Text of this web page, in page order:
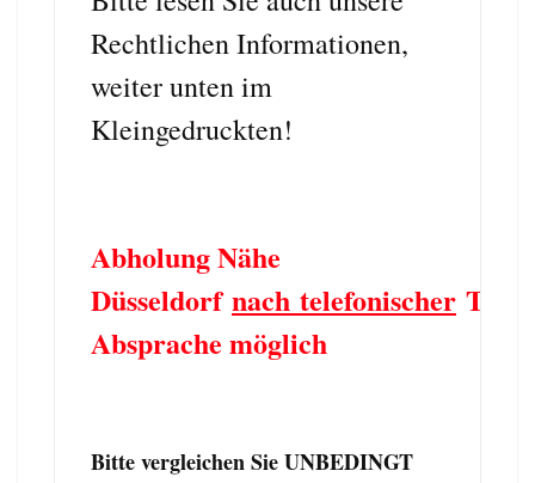
Rechtlichen Informationen,
weiter unten im
Kleingedruckten!
Abholung Nähe
Düsseldorfnach telefonischer
Absprache möglich
Bitte vergleichen Sie UNBEDINGT